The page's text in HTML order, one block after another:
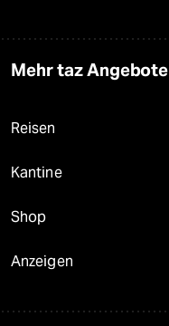
Mehr taz Angebote
Reisen
Kantine
Shop
Anzeigen